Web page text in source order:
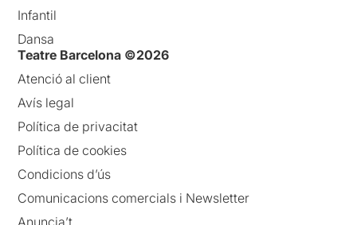
Infantil
Dansa
Teatre Barcelona ©2026
Atenció al client
Avís legal
Política de privacitat
Política de cookies
Condicions d’ús
Comunicacions comercials i Newsletter
Anuncia’t